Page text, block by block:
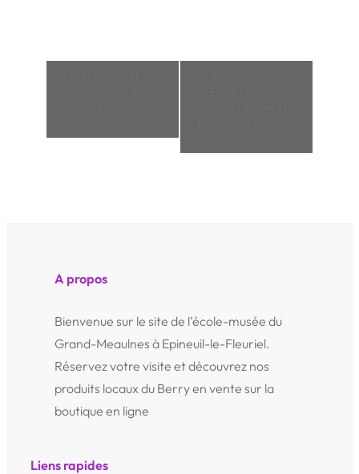
A propos
Bienvenue sur le site de l’école-musée du
Grand-Meaulnes à Epineuil-le-Fleuriel.
Réservez votre visite et découvrez nos
produits locaux du Berry en vente sur la
boutique en ligne
Liens rapides